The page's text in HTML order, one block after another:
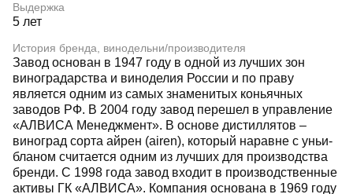
Выдержка
5 лет
История бренда, винодельни/производителя
Завод основан в 1947 году в одной из лучших зон
виноградарства и виноделия России и по праву
является одним из самых знаменитых коньячных
заводов РФ. В 2004 году завод перешел в управление
«АЛВИСА Менеджмент». В основе дистиллятов –
виноград сорта айрен (airen), который наравне с уньи-
бланом считается одним из лучших для производства
бренди. С 1998 года завод входит в производственные
активы ГК «АЛВИСА». Компания основана в 1969 году